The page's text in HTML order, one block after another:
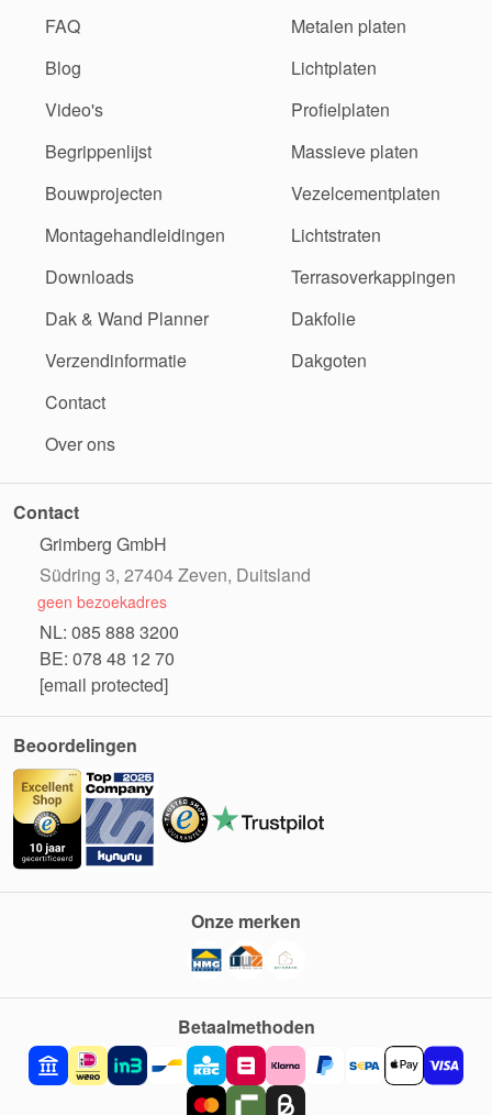
FAQ
Blog
Video's
Begrippenlijst
Bouwprojecten
Montagehandleidingen
Downloads
Dak & Wand Planner
Verzendinformatie
Contact
Over ons
Metalen platen
Lichtplaten
Profielplaten
Massieve platen
Vezelcementplaten
Lichtstraten
Terrasoverkappingen
Dakfolie
Dakgoten
Contact
Grimberg GmbH
Südring 3, 27404 Zeven, Duitsland
geen bezoekadres
NL: 085 888 3200
BE: 078 48 12 70
[email protected]
Beoordelingen
Betaalmethoden
Onze merken